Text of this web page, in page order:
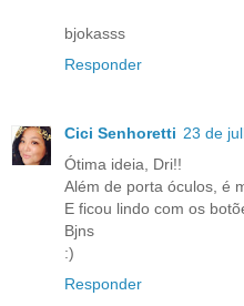
bjokasss
Responder
Cici Senhoretti 23 de
Ótima ideia, Dri!!
Além de porta óculos, é
E ficou lindo com os
Bjns
:)
Responder